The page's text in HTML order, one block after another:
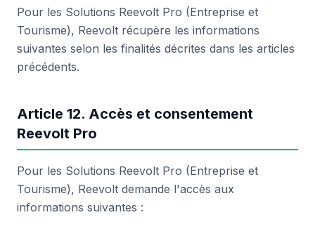
Pour les Solutions Reevolt Pro (Entreprise et
Tourisme), Reevolt récupère les informations
suivantes selon les finalités décrites dans les articles
précédents.
Article 12. Accès et consentement
Reevolt Pro
Pour les Solutions Reevolt Pro (Entreprise et
Tourisme), Reevolt demande l'accès aux
informations suivantes :